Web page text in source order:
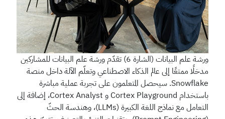
ورشة علم البيانات (الشارة 6)
تقدّم ورشة علم البيانات للمشاركين
مدخلًا ممتعًا إلى عالم الذكاء الاصطناعي وتعلّم الآلة داخل منصة
Snowflake. سيحصل المتعلمون على تجربة عملية مباشرة
باستخدام Cortex Playground و Cortex Analyst، إضافة إلى
التعامل مع نماذج اللغة الكبيرة (LLMs)، وهندسة الحثّ